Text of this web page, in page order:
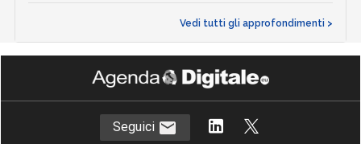
Vedi tutti gli approfondimenti >
Seguici